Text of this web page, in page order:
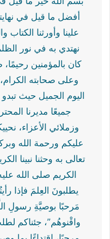
أفضل ما قيل في
علينا وأورثنا الكتاب
نهتدي به في نور
كان بالمؤمنين
وعلى صحابته
اليوم الجميل حيث
جميعًا مديرنا
وزملائي الأعزاء،
عليكم ورحمة الله
تعالى به وحثنا نبينا
الكريم صلى الله
يطلبونَ العِلمَ فإذا
مَرحبًا بوصيَّةِ رسولِ
واقْنوهُم”، جئناكم